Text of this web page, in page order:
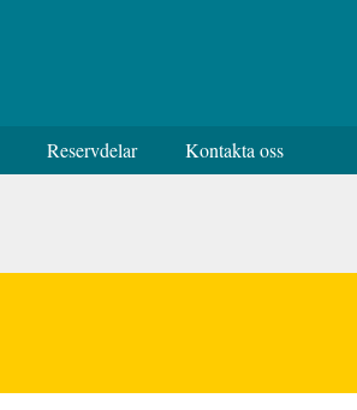
Reservdelar Kontakta oss